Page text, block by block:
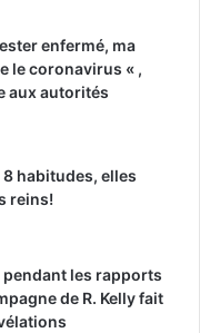
enfermé, ma
le coronavirus « ,
aux autorités
habitudes, elles
reins!
les rapports
de R. Kelly fait